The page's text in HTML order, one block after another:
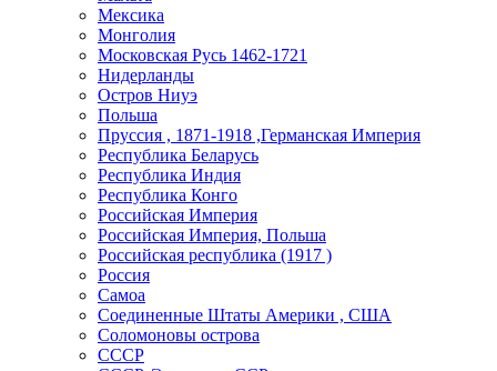
Мексика
Монголия
Московская Русь 1462-1721
Нидерланды
Остров Ниуэ
Польша
Пруссия , 1871-1918 ,Германская Империя
Республика Беларусь
Республика Индия
Республика Конго
Российская Империя
Российская Империя, Польша
Российская республика (1917 )
Россия
Самоа
Соединенные Штаты Америки , США
Соломоновы острова
СССР